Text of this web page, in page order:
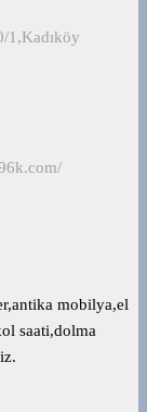
1,Kadıköy
mobilya,el
saati,dolma